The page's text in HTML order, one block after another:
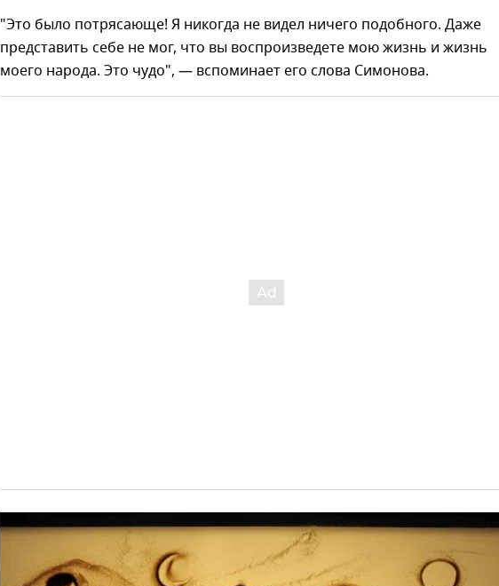
"Это было потрясающе! Я никогда не видел ничего подобного. Даже
представить себе не мог, что вы воспроизведете мою жизнь и жизнь
моего народа. Это чудо", — вспоминает его слова Симонова.